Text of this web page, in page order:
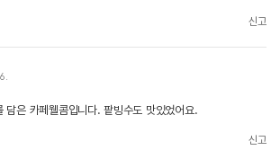
신고
담은 카페웰콤입니다. 팥빙수도 맛있었어요.
신고